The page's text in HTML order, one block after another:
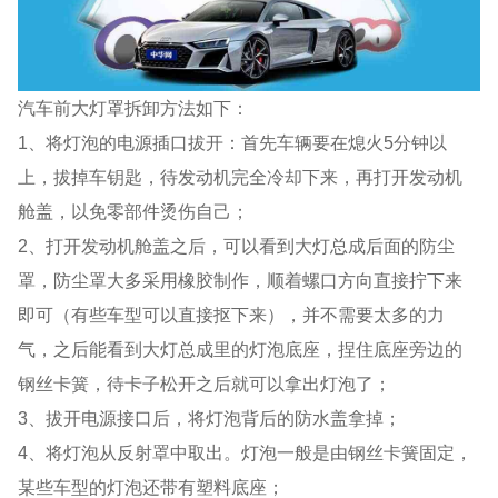
汽车前大灯罩拆卸方法如下：
1、将灯泡的电源插口拔开：首先车辆要在熄火5分钟以
上，拔掉车钥匙，待发动机完全冷却下来，再打开发动机
舱盖，以免零部件烫伤自己；
2、打开发动机舱盖之后，可以看到大灯总成后面的防尘
罩，防尘罩大多采用橡胶制作，顺着螺口方向直接拧下来
即可（有些车型可以直接抠下来），并不需要太多的力
气，之后能看到大灯总成里的灯泡底座，捏住底座旁边的
钢丝卡簧，待卡子松开之后就可以拿出灯泡了；
3、拔开电源接口后，将灯泡背后的防水盖拿掉；
4、将灯泡从反射罩中取出。灯泡一般是由钢丝卡簧固定，
某些车型的灯泡还带有塑料底座；